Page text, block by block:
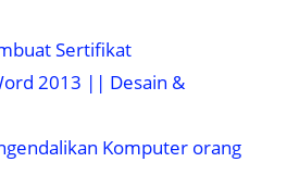
Sertifikat
2013 || Desain &
Komputer orang